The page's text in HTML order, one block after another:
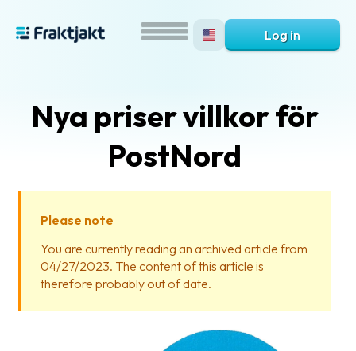
is
Fraktjakt?
Help?
Log in
Nya priser villkor för
PostNord
Please note
You are currently reading an archived article from
04/27/2023. The content of this article is
therefore probably out of date.